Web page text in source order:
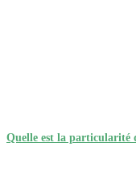
Quelle est la particularité